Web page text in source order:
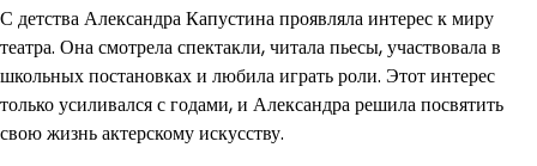
С детства Александра Капустина проявляла интерес к миру
театра. Она смотрела спектакли, читала пьесы, участвовала в
школьных постановках и любила играть роли. Этот интерес
только усиливался с годами, и Александра решила посвятить
свою жизнь актерскому искусству.